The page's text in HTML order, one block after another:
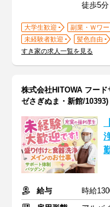
徒歩5分
大学生歓迎 副業・Ｗワ
未経験者歓迎
髪色自由
すき家の求人一覧を見る
株式会社HITOWA フー
ゼさぎぬま・新館/10393)
給与
時給